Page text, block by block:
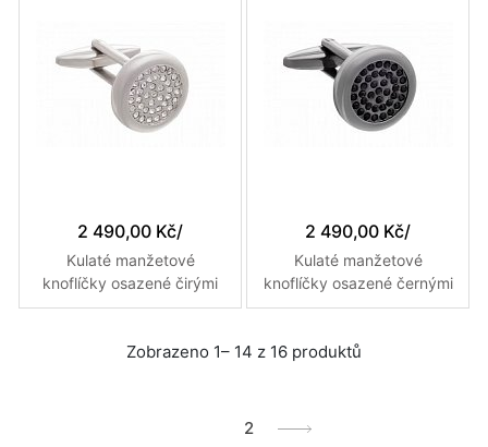
2 490,00 Kč/
Kulaté manžetové
knoflíčky osazené čirými
blýskavými krystaly
2 490,00 Kč/
Kulaté manžetové
knoflíčky osazené černými
blýskavými krystaly
Zobrazeno 1– 14 z 16 produktů
2